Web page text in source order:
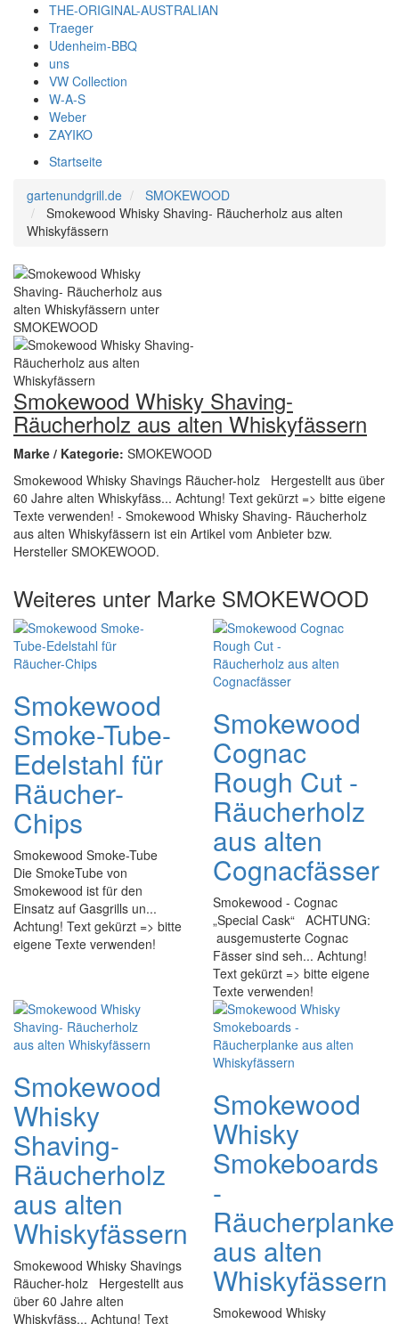
THE-ORIGINAL-AUSTRALIAN
Traeger
Udenheim-BBQ
uns
VW Collection
W-A-S
Weber
ZAYIKO
Startseite
gartenundgrill.de
SMOKEWOOD
Smokewood Whisky Shaving- Räucherholz aus alten
Whiskyfässern
Smokewood Whisky Shaving-
Räucherholz aus alten Whiskyfässern
Marke / Kategorie: SMOKEWOOD
Smokewood Whisky Shavings Räucher-holz Hergestellt aus über
60 Jahre alten Whiskyfäss... Achtung! Text gekürzt => bitte eigene
Texte verwenden! - Smokewood Whisky Shaving- Räucherholz
aus alten Whiskyfässern ist ein Artikel vom Anbieter bzw.
Hersteller SMOKEWOOD.
Weiteres unter Marke SMOKEWOOD
Smokewood
Smoke-Tube-
Edelstahl für
Räucher-
Chips
Smokewood Smoke-Tube
Die SmokeTube von
Smokewood ist für den
Einsatz auf Gasgrills un...
Achtung! Text gekürzt => bitte
eigene Texte verwenden!
Smokewood
Cognac
Rough Cut -
Räucherholz
aus alten
Cognacfässer
Smokewood - Cognac
„Special Cask“ ACHTUNG:
ausgemusterte Cognac
Fässer sind seh... Achtung!
Text gekürzt => bitte eigene
Texte verwenden!
Smokewood
Whisky
Shaving-
Räucherholz
aus alten
Whiskyfässern
Smokewood Whisky Shavings
Räucher-holz Hergestellt aus
über 60 Jahre alten
Whiskyfäss... Achtung! Text
Smokewood
Whisky
Smokeboards
-
Räucherplanke
aus alten
Whiskyfässern
Smokewood Whisky